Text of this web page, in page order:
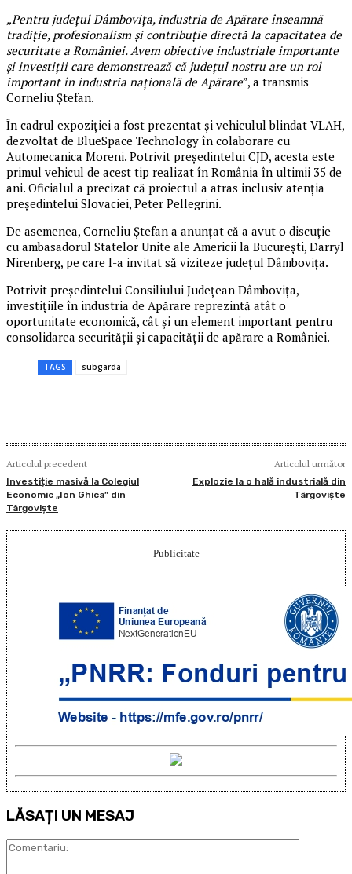
„Pentru județul Dâmbovița, industria de Apărare înseamnă
tradiție, profesionalism și contribuție directă la capacitatea de
securitate a României. Avem obiective industriale importante
și investiții care demonstrează că județul nostru are un rol
important în industria națională de Apărare”, a transmis
Corneliu Ștefan.
În cadrul expoziției a fost prezentat și vehiculul blindat VLAH,
dezvoltat de BlueSpace Technology în colaborare cu
Automecanica Moreni. Potrivit președintelui CJD, acesta este
primul vehicul de acest tip realizat în România în ultimii 35 de
ani. Oficialul a precizat că proiectul a atras inclusiv atenția
președintelui Slovaciei, Peter Pellegrini.
De asemenea, Corneliu Ștefan a anunțat că a avut o discuție
cu ambasadorul Statelor Unite ale Americii la București, Darryl
Nirenberg, pe care l-a invitat să viziteze județul Dâmbovița.
Potrivit președintelui Consiliului Județean Dâmbovița,
investițiile în industria de Apărare reprezintă atât o
oportunitate economică, cât și un element important pentru
consolidarea securității și capacității de apărare a României.
TAGS subgarda
Articolul precedent
Investiție masivă la Colegiul
Economic „Ion Ghica” din
Târgoviște
Articolul următor
Explozie la o hală industrială din
Târgoviște
Publicitate
LĂSAȚI UN MESAJ